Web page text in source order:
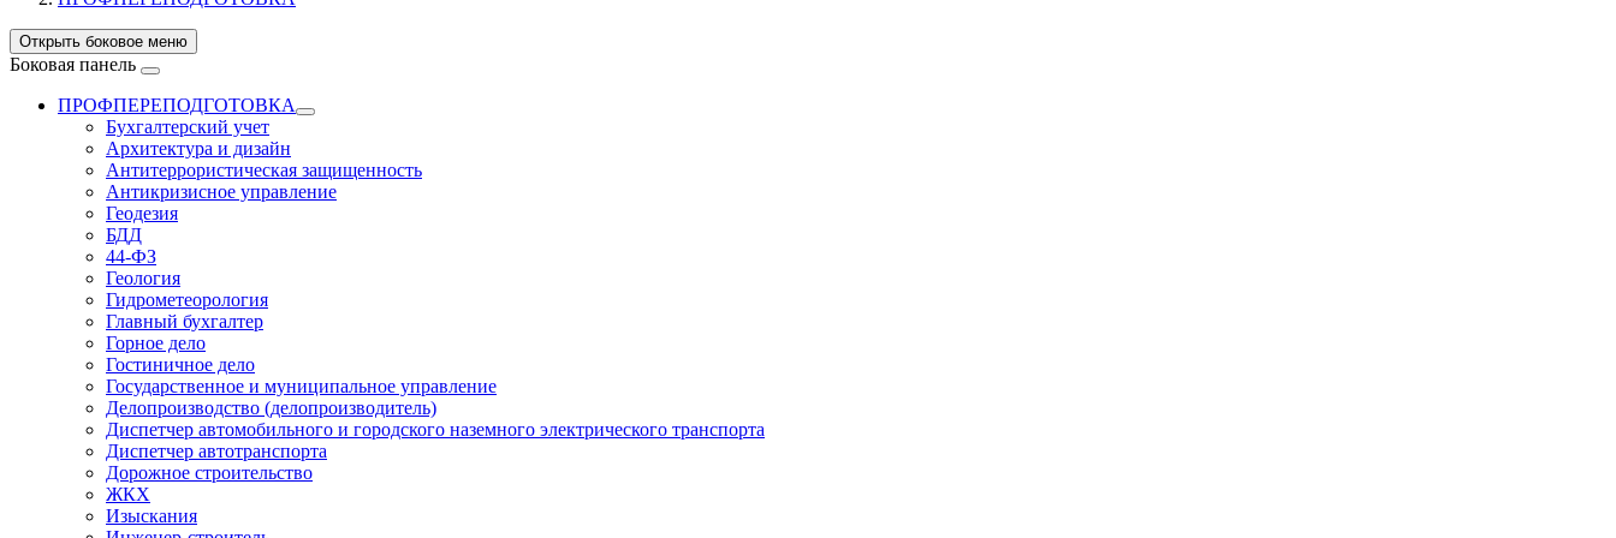
Открыть боковое меню
Боковая панель
ПРОФПЕРЕПОДГОТОВКА
Бухгалтерский учет
Архитектура и дизайн
Антитеррористическая защищенность
Антикризисное управление
Геодезия
БДД
44-ФЗ
Геология
Гидрометеорология
Главный бухгалтер
Горное дело
Гостиничное дело
Государственное и муниципальное управление
Делопроизводство (делопроизводитель)
Диспетчер автомобильного и городского наземного электрического транспорта
Диспетчер автотранспорта
Дорожное строительство
ЖКХ
Изыскания